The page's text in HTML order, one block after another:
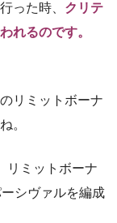
った時、 クリテ
れるのです。
リミットボーナ
。
リミットボーナ
シヴァルを編成